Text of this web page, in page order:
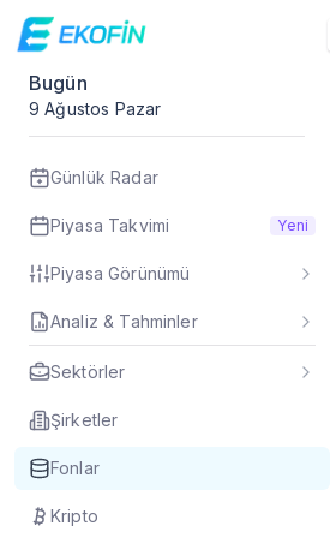
Bugün
9 Ağustos Pazar
Günlük Radar
Piyasa Takvimi Yeni
Piyasa Görünümü
Analiz & Tahminler
Sektörler
Şirketler
Fonlar
Kripto